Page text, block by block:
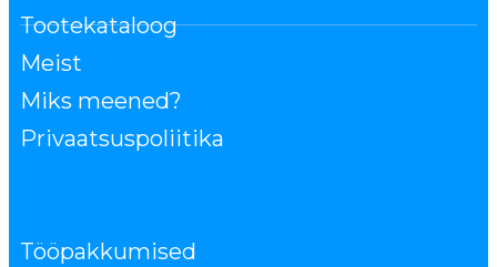
Tootekataloog
Meist
Miks meened?
Privaatsuspoliitika
Tööpakkumised